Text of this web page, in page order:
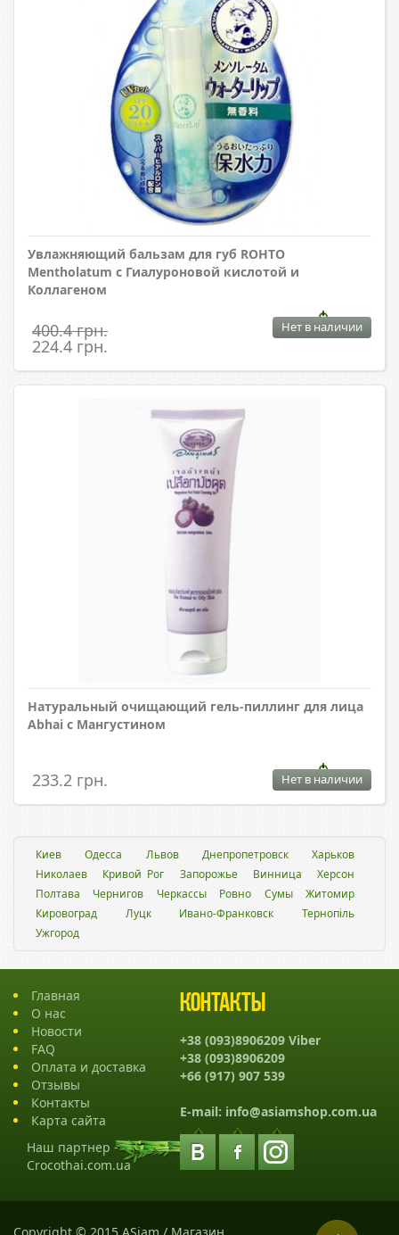
Увлажняющий бальзам для губ ROHTO
Mentholatum с Гиалуроновой кислотой и
Коллагеном
400.4 грн.
224.4 грн.
Нет в наличии
Натуральный очищающий гель-пиллинг для лица
Abhai с Мангустином
233.2 грн. Нет в наличии
Киев Одесса Львов Днепропетровск
Харьков
Николаев
Кривой Рог Запорожье Винница
Херсон
Полтава
Чернигов Черкассы Ровно Сумы
Житомир
Кировоград
Луцк Ивано-Франковск
Тернопіль
Ужгород
Главная
О нас
Новости
FAQ
Оплата и доставка
Отзывы
Контакты
Карта сайта
Наш партнер -
Crocothai.com.ua
Контакты
+38 (093)8906209 Viber
+38 (093)8906209
+66 (917) 907 539
E-mail: info@asiamshop.com.ua